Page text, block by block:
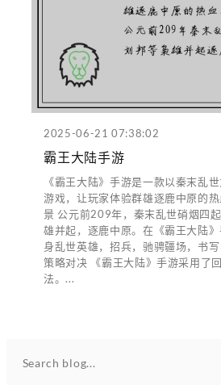
2025-06-21 07:38:02
霸王大陆手游
《霸王大陆》手游是一款以秦末乱
游戏，让玩家体验群雄逐鹿中原的
景 公元前209年，秦末乱世硝烟四
雄并起，逐鹿中原。在《霸王大陆
身乱世英雄，招兵，驰骋疆场，书写
策略对决 《霸王大陆》手游采用了
法。...
Search blog...